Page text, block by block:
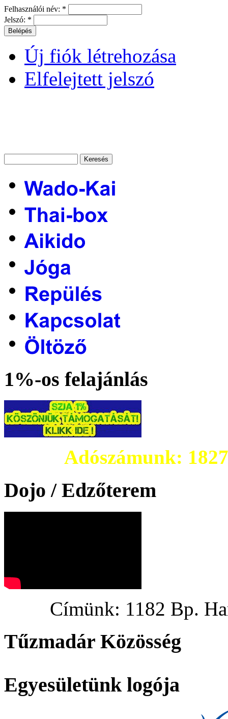
Felhasználói név: *
Jelszó: *
Új fiók létrehozása
Elfelejtett jelszó
1%-os felajánlás
Adószámunk:
Dojo / Edzőterem
Címünk: 1182 Bp.
Tűzmadár Közösség
Egyesületünk logója